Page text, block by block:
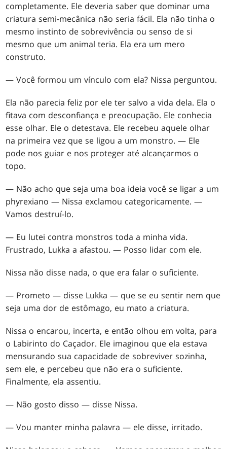
completamente. Ele deveria saber que dominar uma
criatura semi-mecânica não seria fácil. Ela não tinha o
mesmo instinto de sobrevivência ou senso de si
mesmo que um animal teria. Ela era um mero
construto.
— Você formou um vínculo com ela? Nissa perguntou.
Ela não parecia feliz por ele ter salvo a vida dela. Ela o
fitava com desconfiança e preocupação. Ele conhecia
esse olhar. Ele o detestava. Ele recebeu aquele olhar
na primeira vez que se ligou a um monstro. — Ele
pode nos guiar e nos proteger até alcançarmos o
topo.
— Não acho que seja uma boa ideia você se ligar a um
phyrexiano — Nissa exclamou categoricamente. —
Vamos destruí-lo.
— Eu lutei contra monstros toda a minha vida.
Frustrado, Lukka a afastou. — Posso lidar com ele.
Nissa não disse nada, o que era falar o suficiente.
— Prometo — disse Lukka — que se eu sentir nem que
seja uma dor de estômago, eu mato a criatura.
Nissa o encarou, incerta, e então olhou em volta, para
o Labirinto do Caçador. Ele imaginou que ela estava
mensurando sua capacidade de sobreviver sozinha,
sem ele, e percebeu que não era o suficiente.
Finalmente, ela assentiu.
— Não gosto disso — disse Nissa.
— Vou manter minha palavra — ele disse, irritado.